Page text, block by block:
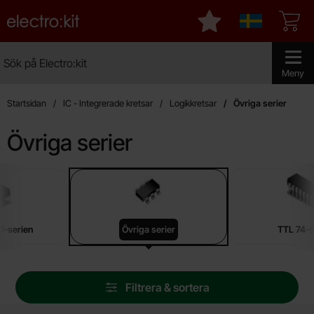
Meny
Startsidan för Electro:kit
Sverige
Mina favoriter
Startsidan IC - Integrerade kretsar Logikkretsar Övriga serier
Övriga serier
Underkategorier
serien Övriga serier TTL 74-
Hoppa
över
filtersektionen
Filtrera & sortera